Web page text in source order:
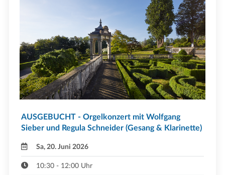
AUSGEBUCHT - Orgelkonzert mit Wolfgang
Sieber und Regula Schneider (Gesang & Klarinette)
Sa, 20. Juni 2026
10:30 - 12:00 Uhr